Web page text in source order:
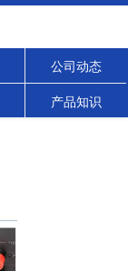
公司动态
产品知识